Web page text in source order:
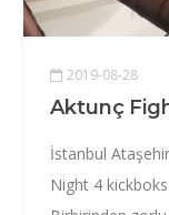
2019-08-28
Aktunç
İstanbul
Night 4